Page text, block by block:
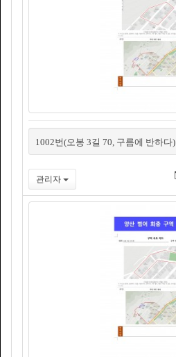
1002번(오봉 3길 70, 구름에 반하다)
관리자